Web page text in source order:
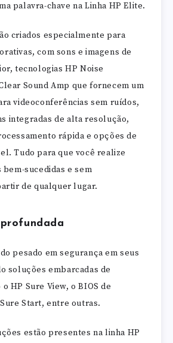
palavra-chave na Linha HP Elite.
criados especialmente para
com sons e imagens de
tecnologias HP Noise
Sound Amp que fornecem um
videoconferências sem ruídos,
integradas de alta resolução,
rápida e opções de
Tudo para que você realize
sucedidas e sem
de qualquer lugar.
pesado em segurança em seus
soluções embarcadas de
HP Sure View, o BIOS de
Start, entre outras.
estão presentes na linha HP